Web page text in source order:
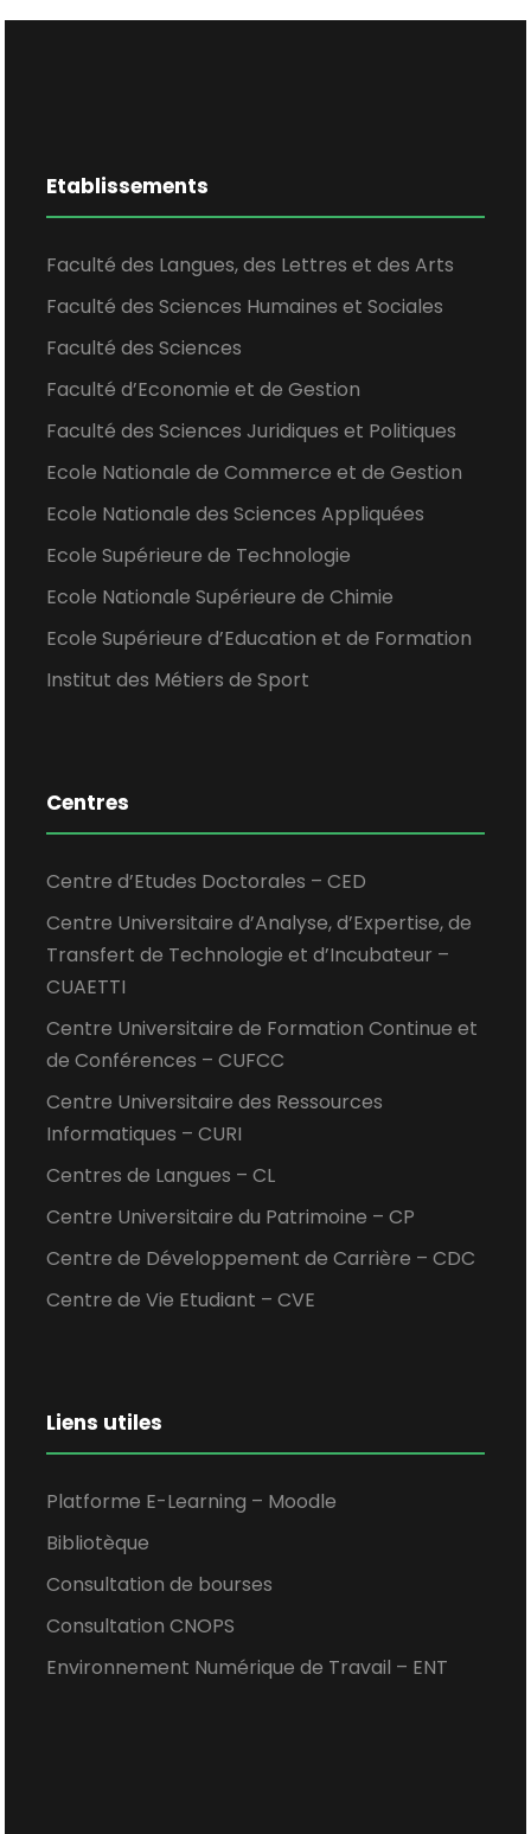
Etablissements
Faculté des Langues, des Lettres et des Arts
Faculté des Sciences Humaines et Sociales
Faculté des Sciences
Faculté d’Economie et de Gestion
Faculté des Sciences Juridiques et Politiques
Ecole Nationale de Commerce et de Gestion
Ecole Nationale des Sciences Appliquées
Ecole Supérieure de Technologie
Ecole Nationale Supérieure de Chimie
Ecole Supérieure d’Education et de Formation
Institut des Métiers de Sport
Centres
Centre d’Etudes Doctorales – CED
Centre Universitaire d’Analyse, d’Expertise, de
Transfert de Technologie et d’Incubateur –
CUAETTI
Centre Universitaire de Formation Continue et
de Conférences – CUFCC
Centre Universitaire des Ressources
Informatiques – CURI
Centres de Langues – CL
Centre Universitaire du Patrimoine – CP
Centre de Développement de Carrière – CDC
Centre de Vie Etudiant – CVE
Liens utiles
Platforme E-Learning – Moodle
Bibliotèque
Consultation de bourses
Consultation CNOPS
Environnement Numérique de Travail – ENT